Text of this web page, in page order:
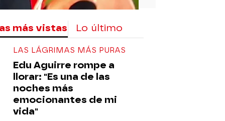
más vistas Lo último
LAS LÁGRIMAS MÁS PURAS
Edu Aguirre rompe a
llorar: "Es una de las
noches más
emocionantes de mi
vida"